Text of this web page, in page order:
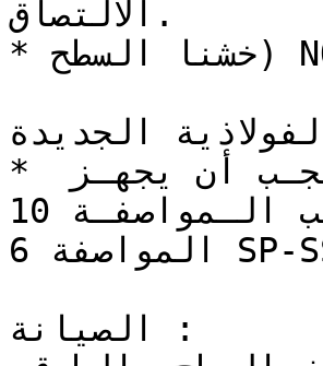
الالتصاق.
* خشنا السطح) NO.6 / SSPC-SP 13
الجديدة:
* راجـع الـتنـظيـف الأولـي، السطـح يـجـب أن يجهـز
حسـب الـمواصفـة 10 SP-SSPC / .2No NACE-½ 2 Sa أو
المواصفة 6 SP-SSPC / 3 .No NACE * 2 Sa
الصيانة :